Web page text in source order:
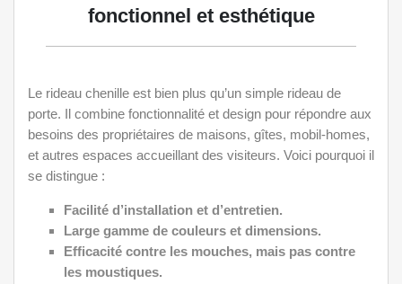
fonctionnel et esthétique
Le rideau chenille est bien plus qu’un simple rideau de
porte. Il combine fonctionnalité et design pour répondre aux
besoins des propriétaires de maisons, gîtes, mobil-homes,
et autres espaces accueillant des visiteurs. Voici pourquoi il
se distingue :
Facilité d’installation et d’entretien.
Large gamme de couleurs et dimensions.
Efficacité contre les mouches, mais pas contre
les moustiques.